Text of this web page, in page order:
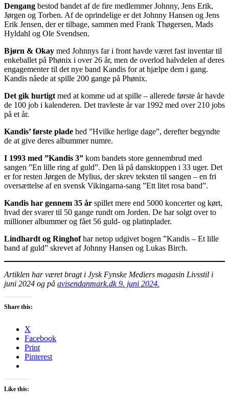
Dengang bestod bandet af de fire medlemmer Johnny, Jens Erik,
Jørgen og Torben. Af de oprindelige er det Johnny Hansen og Jens
Erik Jensen, der er tilbage, sammen med Frank Thøgersen, Mads
Hyldahl og Ole Svendsen.
Bjørn & Okay med Johnnys far i front havde været fast inventar til
enkeballet på Phønix i over 26 år, men de overlod halvdelen af deres
engagementer til det nye band Kandis for at hjælpe dem i gang.
Kandis nåede at spille 200 gange på Phønix.
Det gik hurtigt med at komme ud at spille – allerede første år havde
de 100 job i kalenderen. Det travleste år var 1992 med over 210 jobs
på et år.
Kandis’ første plade hed ”Hvilke herlige dage”, derefter begyndte
de at give deres albummer numre.
I 1993 med ”Kandis 3” kom bandets store gennembrud med
sangen ”En lille ring af guld”. Den lå på dansktoppen i 33 uger. Det
er for resten Jørgen de Mylius, der skrev teksten til sangen – en fri
oversættelse af en svensk Vikingarna-sang ”Ett litet rosa band”.
Kandis har gennem 35 år spillet mere end 5000 koncerter og kørt,
hvad der svarer til 50 gange rundt om Jorden. De har solgt over to
millioner albummer og fået 56 guld- og platinplader.
Lindhardt og Ringhofhar netop udgivet bogen ”Kandis – Et lille
band af guld” skrevet af Johnny Hansen og Lukas Birch.
Artiklen har været bragt i Jysk Fynske Mediers magasin Livsstil i
juni 2024 og på avisendanmark.dk 9. juni 2024.
Share this:
X
Facebook
Print
Pinterest
Like this: